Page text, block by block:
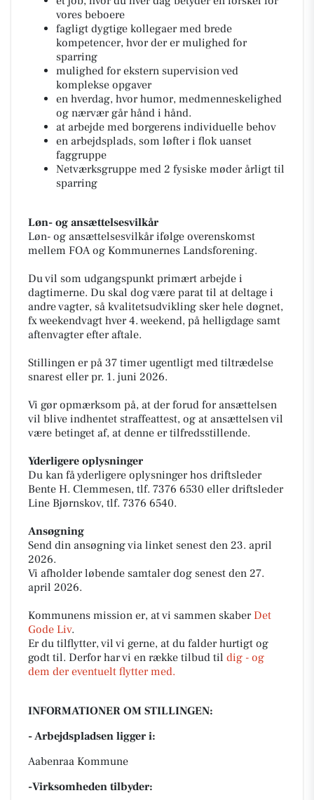
vores beboere
fagligt dygtige kollegaer med brede
kompetencer, hvor der er mulighed for
sparring
mulighed for ekstern supervision ved
komplekse opgaver
en hverdag, hvor humor, medmenneskelighed
og nærvær går hånd i hånd.
at arbejde med borgerens individuelle behov
en arbejdsplads, som løfter i flok uanset
faggruppe
Netværksgruppe med 2 fysiske møder årligt til
sparring
Løn- og ansættelsesvilkår
Løn- og ansættelsesvilkår ifølge overenskomst
mellem FOA og Kommunernes Landsforening.
Du vil som udgangspunkt primært arbejde i
dagtimerne. Du skal dog være parat til at deltage i
andre vagter, så kvalitetsudvikling sker hele døgnet,
fx weekendvagt hver 4. weekend, på helligdage samt
aftenvagter efter aftale.
Stillingen er på 37 timer ugentligt med tiltrædelse
snarest eller pr. 1. juni 2026.
Vi gør opmærksom på, at der forud for ansættelsen
vil blive indhentet straffeattest, og at ansættelsen vil
være betinget af, at denne er tilfredsstillende.
Yderligere oplysninger
Du kan få yderligere oplysninger hos driftsleder
Bente H. Clemmesen, tlf. 7376 6530 eller driftsleder
Line Bjørnskov, tlf. 7376 6540.
Ansøgning
Send din ansøgning via linket senest den 23. april
2026.
Vi afholder løbende samtaler dog senest den 27.
april 2026.
Kommunens mission er, at vi sammen skaber Det
Gode Liv.
Er du tilflytter, vil vi gerne, at du falder hurtigt og
godt til. Derfor har vi en række tilbud til dig - og
dem der eventuelt flytter med.
INFORMATIONER OM STILLINGEN:
- Arbejdspladsen ligger i:
Aabenraa Kommune
-Virksomheden tilbyder: